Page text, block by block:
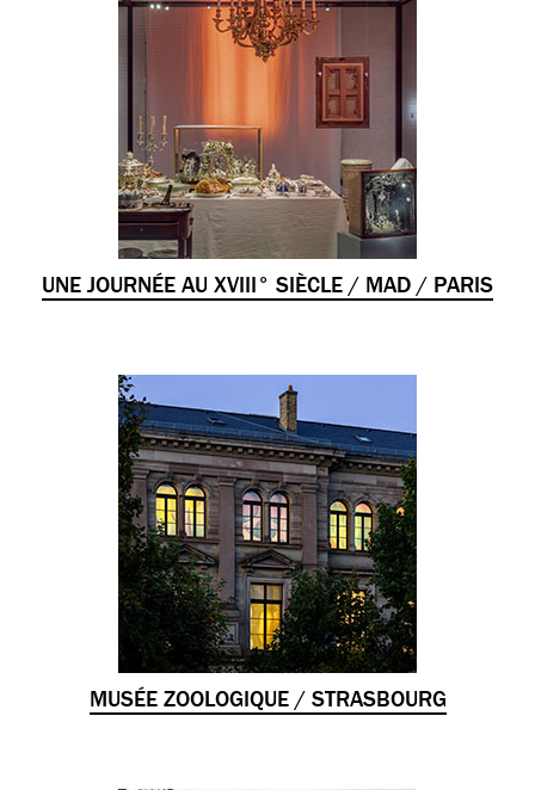
UNE JOURNÉE AU XVIII° SIÈCLE / MAD / PARIS
MUSÉE ZOOLOGIQUE / STRASBOURG